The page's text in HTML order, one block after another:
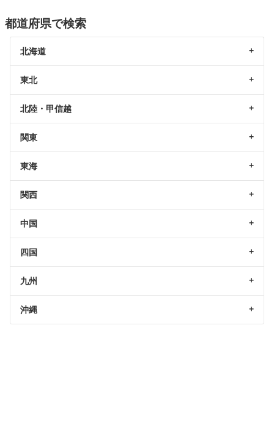
都道府県で検索
北海道
東北
北陸・甲信越
関東
東海
関西
中国
四国
九州
沖縄